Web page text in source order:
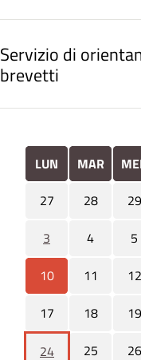
Servizio di
brevetti
LUN MAR
27
28 29
3
4 5
10
11 12
17
18 19
24
25 26